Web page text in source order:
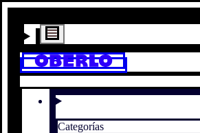
Categorías